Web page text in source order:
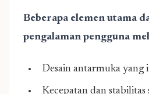
Beberapa elemen utama
pengalaman pengguna
Desain antarmuka yang
Kecepatan dan stabilitas